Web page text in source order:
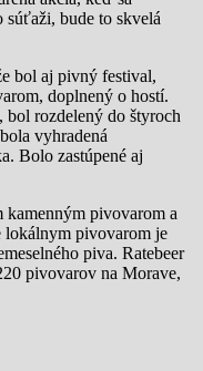
súťaži, bude to skvelá
bol aj pivný festival,
doplnený o hostí.
bol rozdelený do štyroch
vyhradená
Bolo zastúpené aj
kamenným pivovarom a
lokálnym pivovarom je
piva. Ratebeer
pivovarov na Morave,